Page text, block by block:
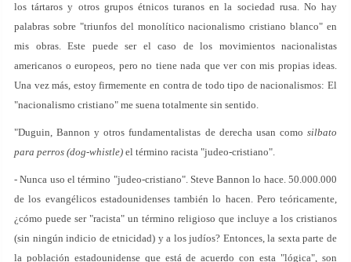
los tártaros y otros grupos étnicos turanos en la sociedad rusa. No hay
palabras sobre "triunfos del monolítico nacionalismo cristiano blanco" en
mis obras. Este puede ser el caso de los movimientos nacionalistas
americanos o europeos, pero no tiene nada que ver con mis propias ideas.
Una vez más, estoy firmemente en contra de todo tipo de nacionalismos: El
"nacionalismo cristiano" me suena totalmente sin sentido.
"Duguin, Bannon y otros fundamentalistas de derecha usan como silbato
para perros (dog-whistle) el término racista "judeo-cristiano".
- Nunca uso el término "judeo-cristiano". Steve Bannon lo hace. 50.000.000
de los evangélicos estadounidenses también lo hacen. Pero teóricamente,
¿cómo puede ser "racista" un término religioso que incluye a los cristianos
(sin ningún indicio de etnicidad) y a los judíos? Entonces, la sexta parte de
la población estadounidense que está de acuerdo con esta "lógica", son